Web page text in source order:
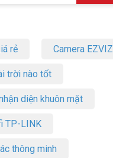
rẻ Camera EZVIZ
trời nào tốt
diện khuôn mặt
TP-LINK
thông minh